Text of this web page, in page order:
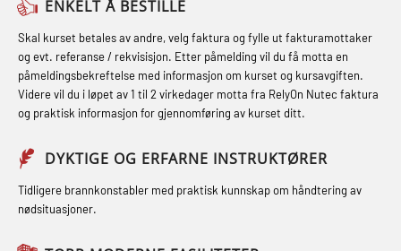
Fallsikring (FAR108)
Førstehjelp – repetisjon (OFA102)
Førstehjelp grunnkurs (OFABLE101)
GOC sertifikat grunnleggende
(GMDSS) (MRC101)
GOC sertifikat repetisjon (GMDSS)
STCW kombi oppdatering offiserer
og med.behandling (MBS134)
STCW Kombi Oppdatering Offiserer
og Medisinsk Behandling med
Webinar (MBS1341)
STCW Oppdatering for offiserer 24 t
(MBS114)
inkl. brannslukning (FSC121)
Hjertestarter brukerkurs (OFA107)
Røykdykking industrivern –
repetisjon (LFI105)
Sikkerhetskurs for ansatte på
oppdrettsanlegg (LBS100)
Ulykkesgransking – Webinar (LSP103)
ENKELT Å BESTILLE
Skal kurset betales av andre, velg faktura og fylle ut fakturamottaker
og evt. referanse / rekvisisjon. Etter påmelding vil du få motta en
påmeldingsbekreftelse med informasjon om kurset og kursavgiften.
Videre vil du i løpet av 1 til 2 virkedager motta fra RelyOn Nutec faktura
og praktisk informasjon for gjennomføring av kurset ditt.
DYKTIGE OG ERFARNE INSTRUKTØRER
Tidligere brannkonstabler med praktisk kunnskap om håndtering av
nødsituasjoner.